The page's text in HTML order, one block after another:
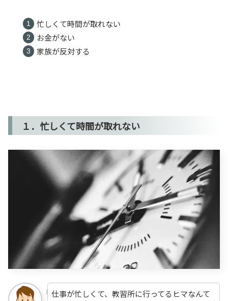
忙しくて時間が取れない
お金がない
家族が反対する
１．忙しくて時間が取れない
仕事が忙しくて、教習所に行ってるヒマなんて